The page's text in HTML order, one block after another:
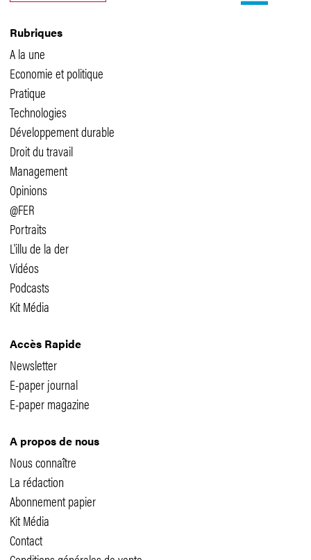
Rubriques
A la une
Economie et politique
Pratique
Technologies
Développement durable
Droit du travail
Management
Opinions
@FER
Portraits
L'illu de la der
Vidéos
Podcasts
Kit Média
Accès Rapide
Newsletter
E-paper journal
E-paper magazine
A propos de nous
Nous connaître
La rédaction
Abonnement papier
Kit Média
Contact